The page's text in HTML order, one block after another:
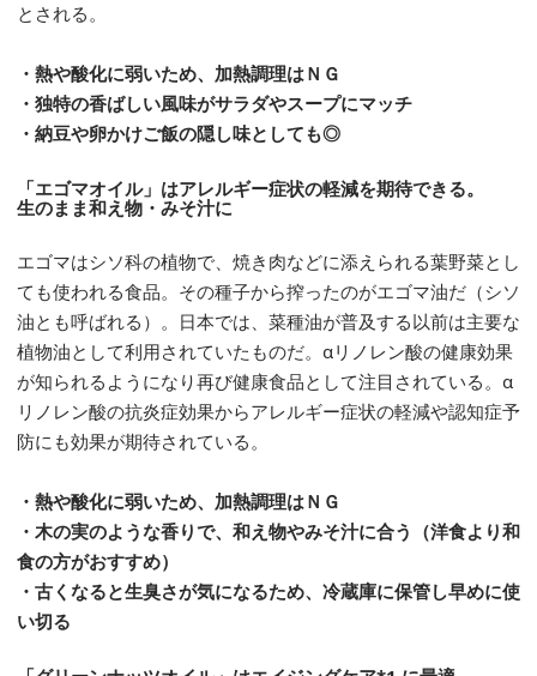
とされる。
・熱や酸化に弱いため、加熱調理はＮＧ
・独特の香ばしい風味がサラダやスープにマッチ
・納豆や卵かけご飯の隠し味としても◎
「エゴマオイル」はアレルギー症状の軽減を期待できる。
生のまま和え物・みそ汁に
エゴマはシソ科の植物で、焼き肉などに添えられる葉野菜とし
ても使われる食品。その種子から搾ったのがエゴマ油だ（シソ
油とも呼ばれる）。日本では、菜種油が普及する以前は主要な
植物油として利用されていたものだ。αリノレン酸の健康効果
が知られるようになり再び健康食品として注目されている。α
リノレン酸の抗炎症効果からアレルギー症状の軽減や認知症予
防にも効果が期待されている。
・熱や酸化に弱いため、加熱調理はＮＧ
・木の実のような香りで、和え物やみそ汁に合う（洋食より和
食の方がおすすめ）
・古くなると生臭さが気になるため、冷蔵庫に保管し早めに使
い切る